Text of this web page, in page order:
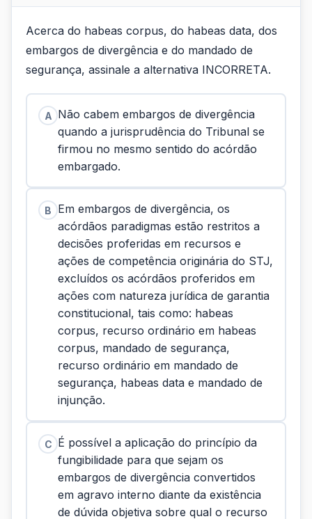
Acerca do habeas corpus, do habeas data, dos
embargos de divergência e do mandado de
segurança, assinale a alternativa INCORRETA.
A Não cabem embargos de divergência
quando a jurisprudência do Tribunal se
firmou no mesmo sentido do acórdão
embargado.
B
Em embargos de divergência, os
acórdãos paradigmas estão restritos a
decisões proferidas em recursos e
ações de competência originária do STJ,
excluídos os acórdãos proferidos em
ações com natureza jurídica de garantia
constitucional, tais como: habeas
corpus, recurso ordinário em habeas
corpus, mandado de segurança,
recurso ordinário em mandado de
segurança, habeas data e mandado de
injunção.
C É possível a aplicação do princípio da
fungibilidade para que sejam os
embargos de divergência convertidos
em agravo interno diante da existência
de dúvida objetiva sobre qual o recurso